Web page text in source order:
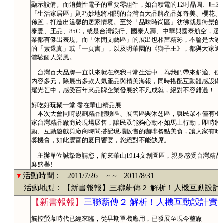
顯示設備。而消費性電子的重要零組件，如台積電的12吋晶圓、
「生活家居區」則巧妙地將相關的台灣百大品牌產品如奇美、櫻
佈置，打造出溫馨的居家情境。至於「品味時尚區」彷彿就是街
泰豐、王品、85C，或是台灣銀行、國泰人壽、中華與國泰航空，
業都有傑出表現。而「休閒文藝區」的展出也相當精彩，不論是
的「素還真」或「一頁書」，以及明華園的《獅子王》，都與大
體驗個人樂風。
台灣百大品牌一直以來就在您我日常生活中，為我們帶來舒適
內容多元，除展出多款人氣產品與精美海報，同時搭配互動體感
耀光芒中，感受百年來品牌企業發展的不凡成就，絕對不容錯過！
好吃好玩聚一堂 盡在華山精品展
本次大會同時規劃精品體驗區、展售區與休憩區，讓民眾不僅
家台灣精品廠商於現場展售，讓民眾能夠心動不如馬上行動，即
動、互動遊戲與廠商時間搭配現場販售的咖啡餐點美食，讓大家
獎機會，如此豐富的夏日饗宴，您絕對不能缺席。
主辦單位誠摯邀請您，前來華山1914文創園區，親身感受台灣
襄盛舉!
▼活動時間： 2011/7/26 ～～
2011/8/31
活動地點：【新書報報】三聯薪傳２ 解析！人機互動設
【新書報報】 三聯薪傳２ 解析！人機互動設計
觸控螢幕時代已經來臨，從早期單機應用，已發展至現今整廠